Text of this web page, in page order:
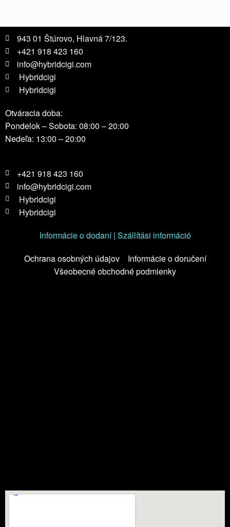
943 01 Štúrovo, Hlavná 7/123.
+421 918 423 160
info@hybridcigi.com
Hybridcigi
Hybridcigi
Otváracia doba:
Pondelok – Sobota: 08:00 – 20:00
Nedeľa: 13:00 – 20:00
+421 918 423 160
info@hybridcigi.com
Hybridcigi
Hybridcigi
Informácie o dodaní | Szállítási információ
Ochrana osobných údajov
Informácie o doručení
Všeobecné obchodné podmienky